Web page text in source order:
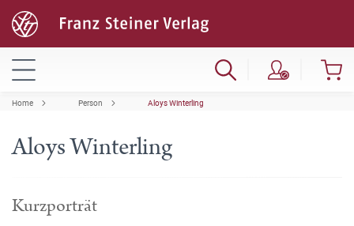
Home Person Aloys Winterling
Aloys Winterling
Kurzporträt